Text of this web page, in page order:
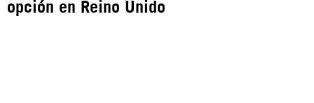
opción en Reino Unido